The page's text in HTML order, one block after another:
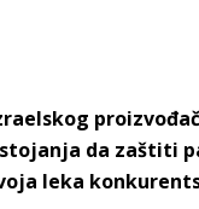
da zaštiti
leka